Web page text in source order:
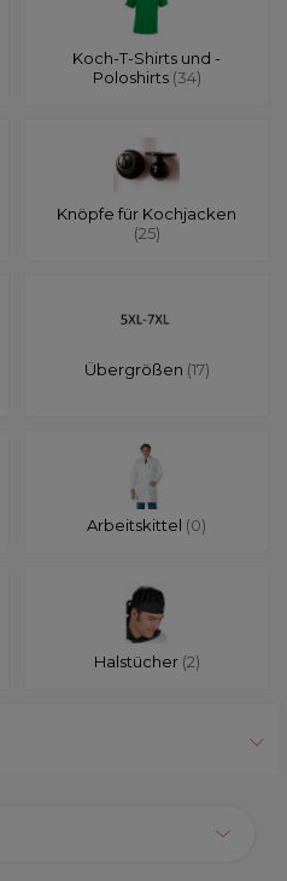
Koch-T-Shirts und -
Poloshirts (34)
Knöpfe für Kochjacken
(25)
Übergrößen (17)
Arbeitskittel (0)
Halstücher (2)